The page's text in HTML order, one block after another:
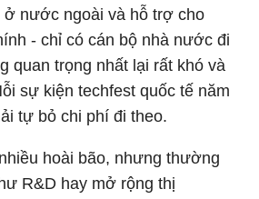
nước ngoài và hỗ trợ cho
- chỉ có cán bộ nhà nước đi
quan trọng nhất lại rất khó và
sự kiện techfest quốc tế năm
tự bỏ chi phí đi theo.
hoài bão, nhưng thường
R&D hay mở rộng thị